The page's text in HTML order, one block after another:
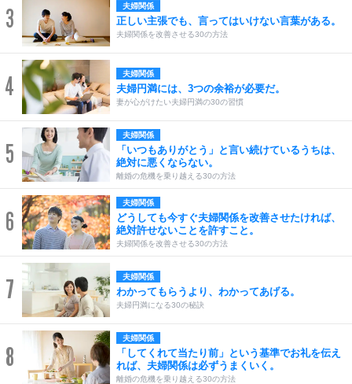
3 夫婦関係
正しい主張でも、言ってはいけない言葉がある。
夫婦関係を改善させる30の方法
4 夫婦関係
夫婦円満には、3つの余裕が必要だ。
妻が心がけたい夫婦円満の30の習慣
5
夫婦関係
「いつもありがとう」と言い続けているうちは、
絶対に悪くならない。
離婚の危機を乗り越える30の方法
6
夫婦関係
どうしても今すぐ夫婦関係を改善させたければ、
絶対許せないことを許すこと。
夫婦関係を改善させる30の方法
7 夫婦関係
わかってもらうより、わかってあげる。
夫婦円満になる30の秘訣
8
夫婦関係
「してくれて当たり前」という基準でお礼を伝え
れば、夫婦関係は必ずうまくいく。
離婚の危機を乗り越える30の方法